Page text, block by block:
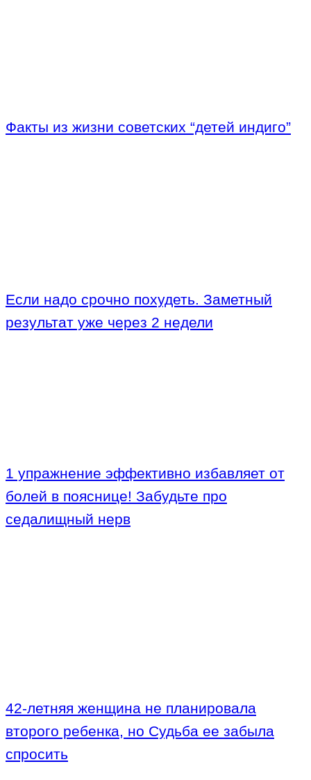
Факты из жизни советских “детей индиго”
Если надо срочно похудеть. Заметный
результат уже через 2 недели
1 упражнение эффективно избавляет от
болей в пояснице! Забудьте про
седалищный нерв
42-летняя женщина не планировала
второго ребенка, но Судьба ее забыла
спросить